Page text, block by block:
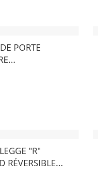
PORTE
"R"
RÉVERSIBLE...